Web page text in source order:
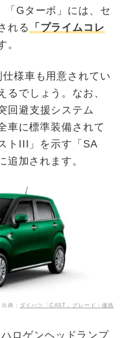
「Gターボ」には、セ
れる
「プライムコレ
。
様車も用意されてい
るでしょう。なお、
回避支援システム
車に標準装備されて
トIII」を示す「SA
追加されます。
出典： ダイハツ「CAST」グレード・価格
ロゲンヘッドランプ